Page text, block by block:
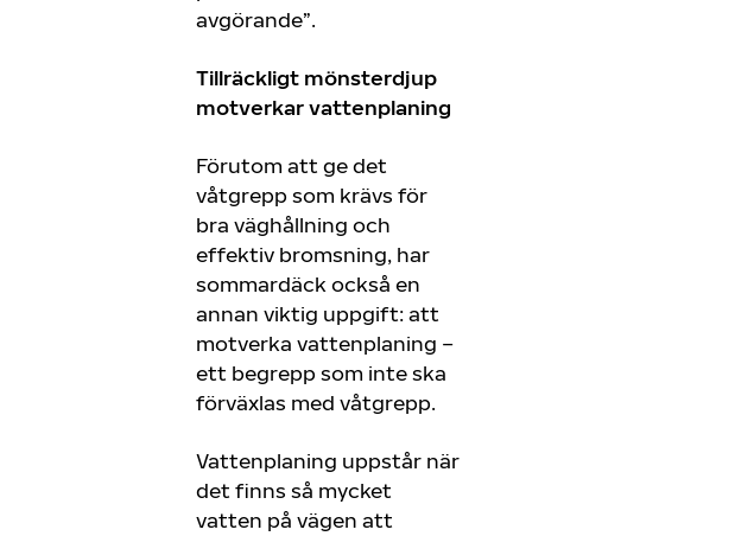
avgörande”.
Tillräckligt mönsterdjup
motverkar vattenplaning
Förutom att ge det
våtgrepp som krävs för
bra väghållning och
effektiv bromsning, har
sommardäck också en
annan viktig uppgift: att
motverka vattenplaning –
ett begrepp som inte ska
förväxlas med våtgrepp.
Vattenplaning uppstår när
det finns så mycket
vatten på vägen att